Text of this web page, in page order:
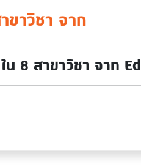
ขาวิชา จาก
น 8 สาขาวิชา จาก